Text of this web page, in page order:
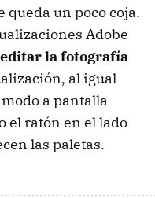
un poco coja.
Adobe
editar la fotografía
al igual
a pantalla
el ratón en el lado
las paletas.